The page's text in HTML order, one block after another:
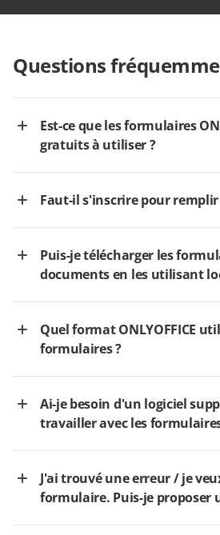
Questions
Est-ce que les formulaires
gratuits à utiliser ?
Faut-il s'inscrire pour
Puis-je télécharger les
documents en les utilisant
Quel format ONLYOFFICE
formulaires ?
Ai-je besoin d'un logiciel
travailler avec les formulaires
J'ai trouvé une erreur / je
formulaire. Puis-je proposer